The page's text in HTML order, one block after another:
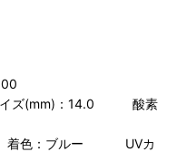
ズ(mm)：14.0 酸素
色：ブルー UVカ